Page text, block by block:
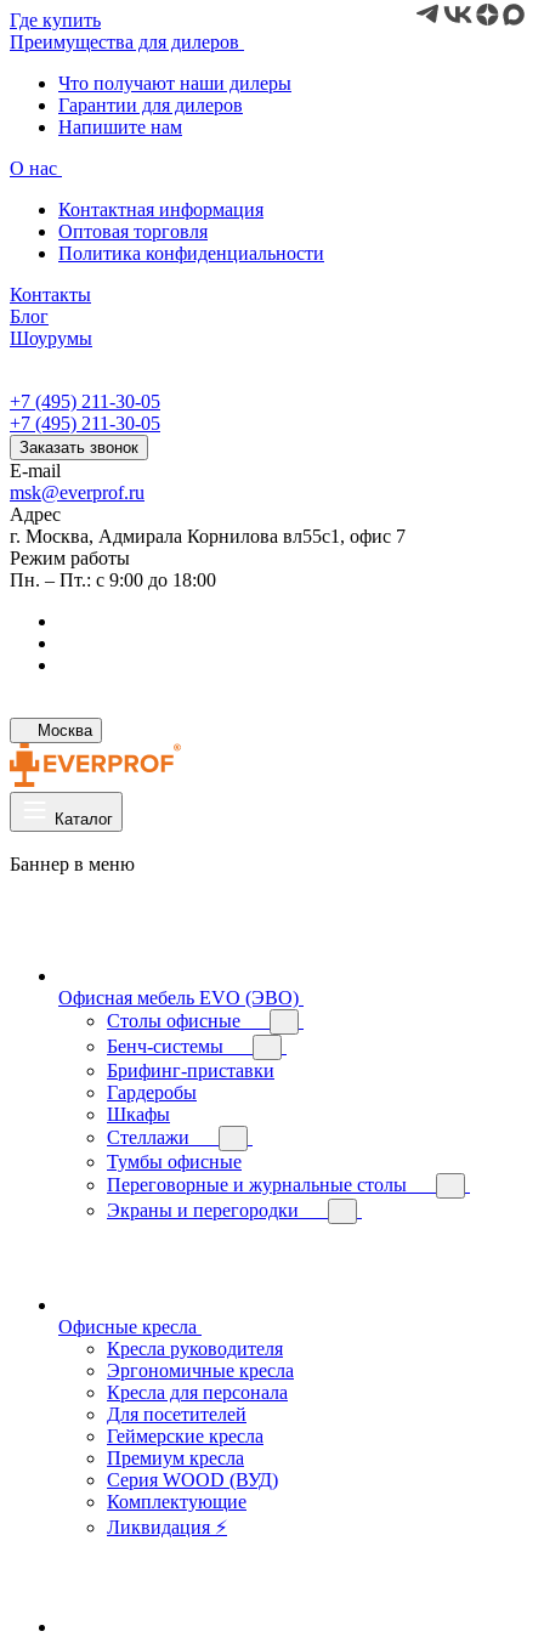
Где купить
Преимущества для дилеров
Что получают наши дилеры
Гарантии для дилеров
Напишите нам
О нас
Контактная информация
Оптовая торговля
Политика конфиденциальности
Контакты
Блог
Шоурумы
+7 (495) 211-30-05
+7 (495) 211-30-05
Заказать звонок
E-mail
msk@everprof.ru
Адрес
г. Москва, Адмирала Корнилова вл55с1, офис 7
Режим работы
Пн. – Пт.: с 9:00 до 18:00
Москва
Каталог
Баннер в меню
Офисная мебель EVO (ЭВО)
Cтолы офисные
Бенч-системы
Брифинг-приставки
Гардеробы
Шкафы
Стеллажи
Тумбы офисные
Переговорные и журнальные столы
Экраны и перегородки
Офисные кресла
Кресла руководителя
Эргономичные кресла
Кресла для персонала
Для посетителей
Геймерские кресла
Премиум кресла
Серия WOOD (ВУД)
Комплектующие
Ликвидация ⚡